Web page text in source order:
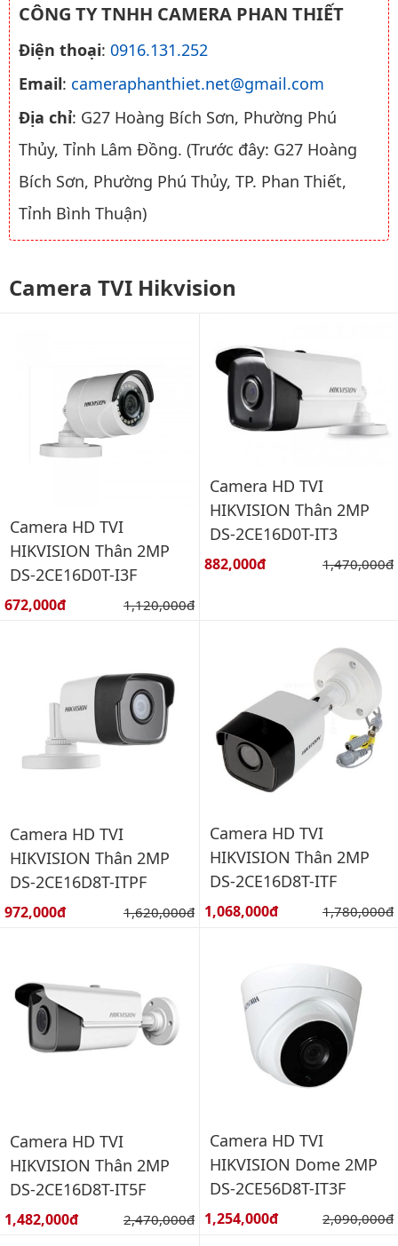
CÔNG TY TNHH CAMERA PHAN THIẾT
Điện thoại: 0916.131.252
Email: cameraphanthiet.net@gmail.com
Địa chỉ: G27 Hoàng Bích Sơn, Phường Phú
Thủy, Tỉnh Lâm Đồng. (Trước đây: G27 Hoàng
Bích Sơn, Phường Phú Thủy, TP. Phan Thiết,
Tỉnh Bình Thuận)
Camera TVI Hikvision
Camera HD TVI
HIKVISION Thân 2MP
DS-2CE16D0T-I3F
Giá bán:
672,000đ Giá gốc:
1,120,000đ
Camera HD TVI
HIKVISION Thân 2MP
DS-2CE16D0T-IT3
Giá bán:
882,000đ Giá gốc:
1,470,000đ
Camera HD TVI
HIKVISION Thân 2MP
DS-2CE16D8T-ITPF
Giá bán:
972,000đ Giá gốc:
1,620,000đ
Camera HD TVI
HIKVISION Thân 2MP
DS-2CE16D8T-ITF
Giá bán:
1,068,000đ Giá gốc:
1,780,000đ
Camera HD TVI
HIKVISION Thân 2MP
DS-2CE16D8T-IT5F
Giá bán:
1,482,000đ Giá gốc:
2,470,000đ
Camera HD TVI
HIKVISION Dome 2MP
DS-2CE56D8T-IT3F
Giá bán:
1,254,000đ Giá gốc:
2,090,000đ